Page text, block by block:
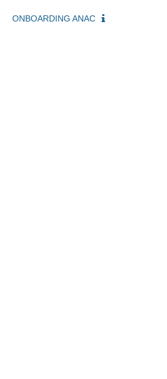
ONBOARDING ANAC